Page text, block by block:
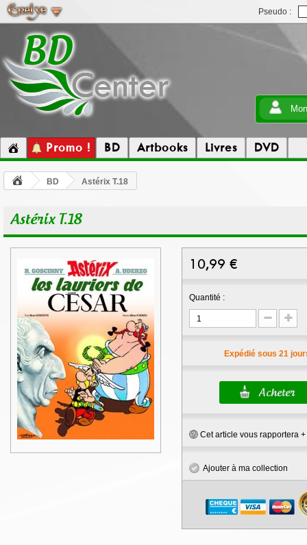
Pseudo :
Promo ! BD Artbooks Livres DVD
BD Astérix T.18
Astérix T.18
10,99 €
Quantité :
Expédié sous 21
Cet article vous rapportera +
Ajouter à ma collection